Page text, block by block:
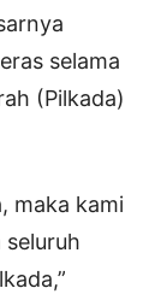
selama
(Pilkada)
maka kami